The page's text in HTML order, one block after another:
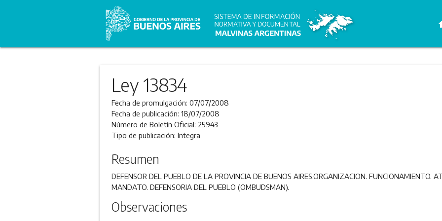
Ley 13834
Fecha de promulgación: 07/07/2008
Fecha de publicación: 18/07/2008
Número de Boletín Oficial: 25943
Tipo de publicación: Integra
Resumen
DEFENSOR DEL PUEBLO DE LA PROVINCIA DE BUENOS AIRES.ORGANIZACION. FUNCIONAMIENTO.
MANDATO. DEFENSORIA DEL PUEBLO (OMBUDSMAN).
Observaciones